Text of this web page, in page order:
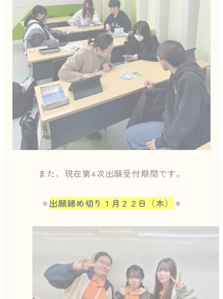
また、現在第4次出願受付期間です。
＊出願締め切り１月２２日（木） ＊